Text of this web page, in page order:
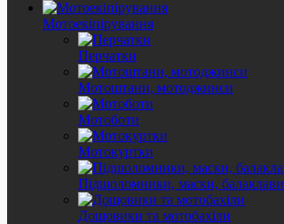
Мотоекіпірування
Перчатки
Мотоштани, мотоджинси
Мотоботи
Мотокуртки
Підшоломники, маски, балаклави
Дощовики та мотобахіли